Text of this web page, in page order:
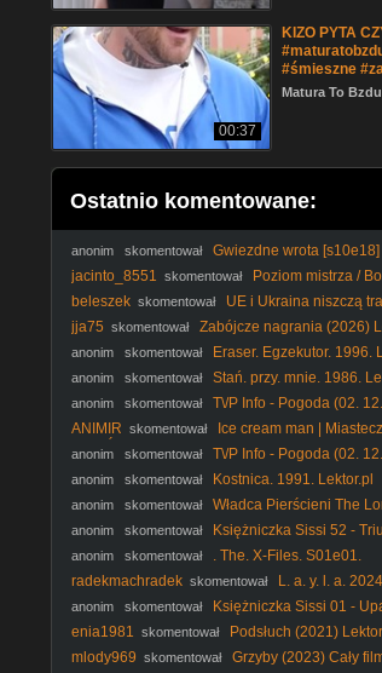
00:37
KIZO PYTA
#śmieszne
Matura To
Ostatnio komentowane:
anonim skomentował
Gwiezdne wrota
jacinto_8551 skomentował
Poziom mistrza /
(2020) Lektor PL
beleszek skomentował
UE i Ukraina niszczą
Polsce. #kierowca #kierowcazawodowy
jja75 skomentował Zabójcze nagrania (2026)
anonim skomentował Eraser. Egzekutor. 1996.
anonim skomentował Stań. przy. mnie. 1986.
anonim skomentował
T\/P Info - Pogoda (02.
ANIMIR skomentował
Ice cream man |
Kino Świat
anonim skomentował T\/P Info - Pogoda (02.
anonim skomentował Kostnica. 1991. Lektor.pl
anonim skomentował
Władca Pierścieni The
Rings (1978) PLDUB. Dubbing PL
anonim skomentował Księżniczka Sissi 52 -
anonim skomentował
. The. X-Files. S01e01.
radekmachradek skomentował L. a. y. l. a.
anonim skomentował
Księżniczka Sissi 01 -
księżniczka
enia1981 skomentował
Podsłuch (2021)
mlody969 skomentował Grzyby (2023) Cały